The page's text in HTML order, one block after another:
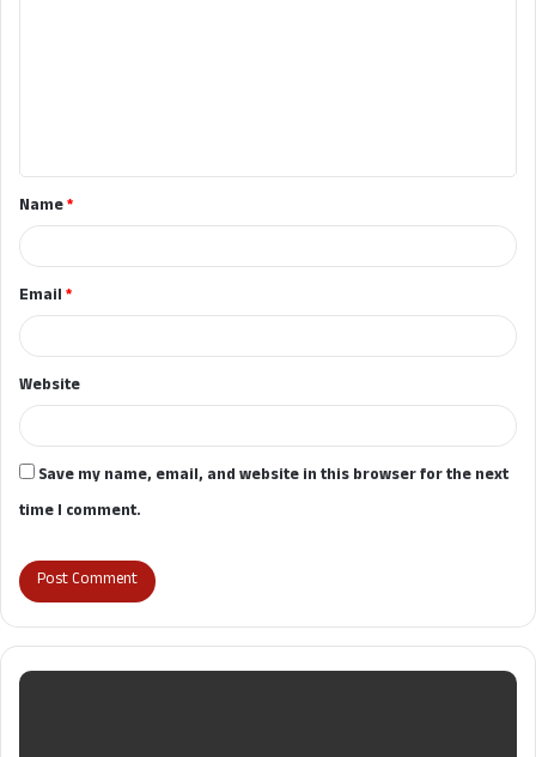
t
*Name*
Email*
Website
Save my name, email, and website in this browser for the next
time I comment.